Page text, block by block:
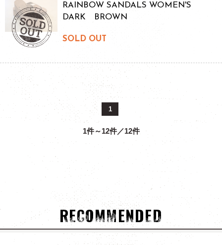
RAINBOW SANDALS WOMEN'S
DARK BROWN
SOLD OUT
1
1件～12件／12件
RECOMMENDED